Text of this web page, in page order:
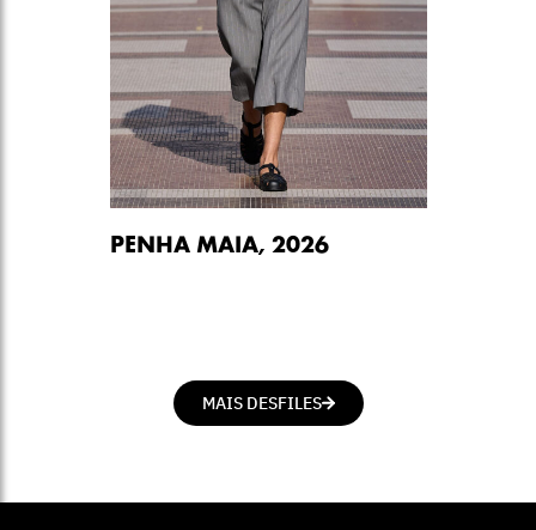
PENHA MAIA, 2026
MAIS DESFILES